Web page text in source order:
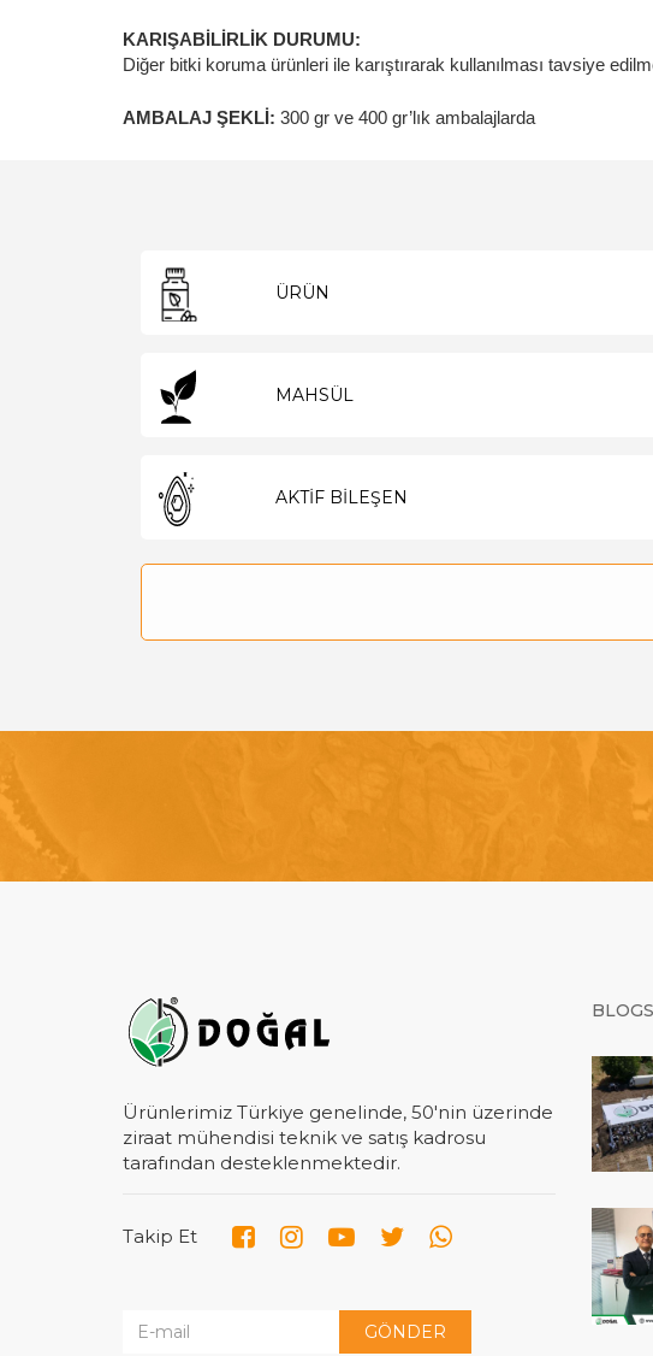
KARIŞABİLİRLİK DURUMU:
Diğer bitki koruma ürünleri ile karıştırarak kullanılması tavsiye
AMBALAJ ŞEKLİ: 300 gr ve 400 gr’lık ambalajlarda
Ürünlerimiz Türkiye genelinde, 50'nin üzerinde
ziraat mühendisi teknik ve satış kadrosu
tarafından desteklenmektedir.
Takip Et
GÖNDER
BLOGS